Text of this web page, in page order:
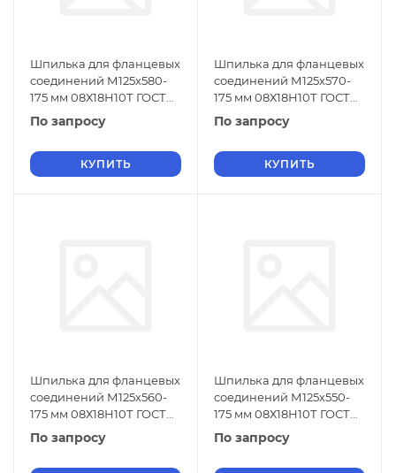
Шпилька для фланцевых
соединений М125х580-
175 мм 08Х18Н10Т ГОСТ
9066-75
По запросу
КУПИТЬ
Шпилька для фланцевых
соединений М125х570-
175 мм 08Х18Н10Т ГОСТ
9066-75
По запросу
КУПИТЬ
Шпилька для фланцевых
соединений М125х560-
175 мм 08Х18Н10Т ГОСТ
9066-75
По запросу
Шпилька для фланцевых
соединений М125х550-
175 мм 08Х18Н10Т ГОСТ
9066-75
По запросу